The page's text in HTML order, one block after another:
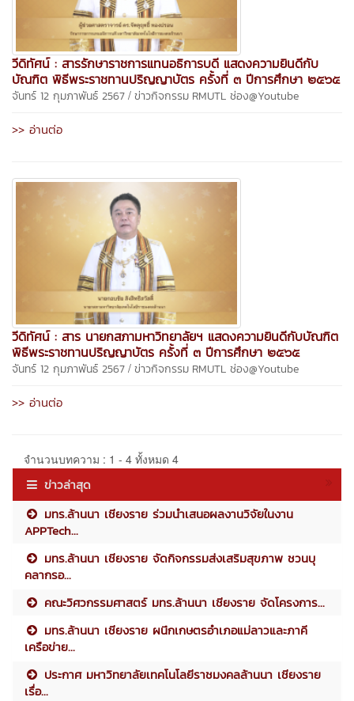
วีดิทัศน์ : สารรักษาราชการแทนอธิการบดี แสดงความยินดีกับ
บัณฑิต พิธีพระราชทานปริญญาบัตร ครั้งที่ ๓ ปีการศึกษา ๒๕๖๕
จันทร์ 12 กุมภาพันธ์ 2567 / ข่าวกิจกรรม RMUTL ช่อง@Youtube
>> อ่านต่อ
วีดิทัศน์ : สาร นายกสภามหาวิทยาลัยฯ แสดงความยินดีกับบัณฑิต
พิธีพระราชทานปริญญาบัตร ครั้งที่ ๓ ปีการศึกษา ๒๕๖๕
จันทร์ 12 กุมภาพันธ์ 2567 / ข่าวกิจกรรม RMUTL ช่อง@Youtube
>> อ่านต่อ
จำนวนบทความ : 1 - 4 ทั้งหมด 4
ข่าวล่าสุด
มทร.ล้านนา เชียงราย ร่วมนำเสนอผลงานวิจัยในงาน
APPTech...
มทร.ล้านนา เชียงราย จัดกิจกรรมส่งเสริมสุขภาพ ชวนบุ
คลากรอ...
คณะวิศวกรรมศาสตร์ มทร.ล้านนา เชียงราย จัดโครงการ...
มทร.ล้านนา เชียงราย ผนึกเกษตรอำเภอแม่ลาวและภาคี
เครือข่าย...
ประกาศ มหาวิทยาลัยเทคโนโลยีราชมงคลล้านนา เชียงราย
เรื่อ...